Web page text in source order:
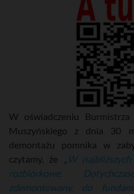
W oświadczeniu
Muszyńskiego z dnia 30
demontażu pomnika w
czytamy, że „
W
rozbiórkowe.
zdemontowany do